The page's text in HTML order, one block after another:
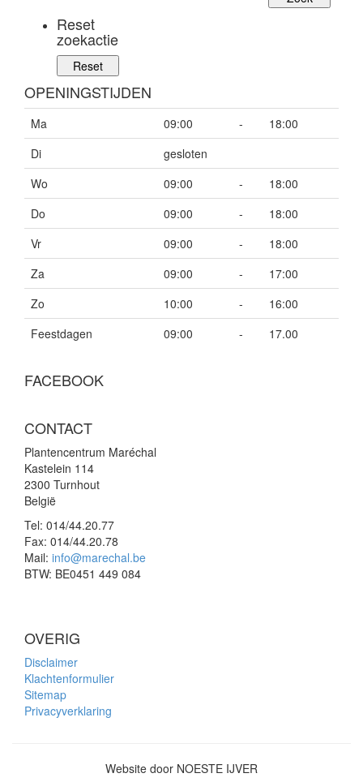
Reset
zoekactie
OPENINGSTIJDEN
Ma 09:00 -
18:00
Di
gesloten
Wo
09:00 -
18:00
Do
09:00 -
18:00
Vr
09:00 -
18:00
Za
09:00 -
17:00
Zo
10:00 -
16:00
Feestdagen
09:00 - 17.00
FACEBOOK
CONTACT
Plantencentrum Maréchal
Kastelein 114
2300 Turnhout
België
Tel: 014/44.20.77
Fax: 014/44.20.78
Mail: info@marechal.be
BTW: BE0451 449 084
OVERIG
Disclaimer
Klachtenformulier
Sitemap
Privacyverklaring
Website door NOESTE IJVER